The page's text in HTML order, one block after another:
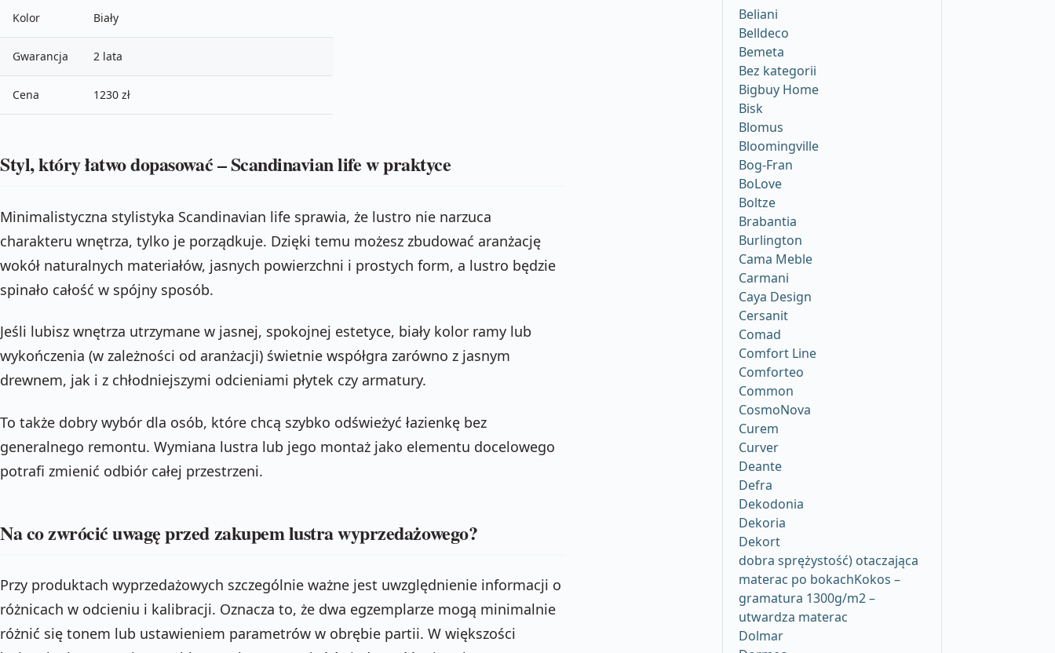
Kolor Biały
Gwarancja 2 lata
Cena 1230 zł
Styl, który łatwo dopasować – Scandinavian life w praktyce
Minimalistyczna stylistyka Scandinavian life sprawia, że lustro nie narzuca
charakteru wnętrza, tylko je porządkuje. Dzięki temu możesz zbudować aranżację
wokół naturalnych materiałów, jasnych powierzchni i prostych form, a lustro będzie
spinało całość w spójny sposób.
Jeśli lubisz wnętrza utrzymane w jasnej, spokojnej estetyce, biały kolor ramy lub
wykończenia (w zależności od aranżacji) świetnie współgra zarówno z jasnym
drewnem, jak i z chłodniejszymi odcieniami płytek czy armatury.
To także dobry wybór dla osób, które chcą szybko odświeżyć łazienkę bez
generalnego remontu. Wymiana lustra lub jego montaż jako elementu docelowego
potrafi zmienić odbiór całej przestrzeni.
Na co zwrócić uwagę przed zakupem lustra wyprzedażowego?
Przy produktach wyprzedażowych szczególnie ważne jest uwzględnienie informacji o
różnicach w odcieniu i kalibracji. Oznacza to, że dwa egzemplarze mogą minimalnie
różnić się tonem lub ustawieniem parametrów w obrębie partii. W większości
Beliani
Belldeco
Bemeta
Bez kategorii
Bigbuy Home
Bisk
Blomus
Bloomingville
Bog-Fran
BoLove
Boltze
Brabantia
Burlington
Cama Meble
Carmani
Caya Design
Cersanit
Comad
Comfort Line
Comforteo
Common
CosmoNova
Curem
Curver
Deante
Defra
Dekodonia
Dekoria
Dekort
dobra sprężystość) otaczająca
materac po bokachKokos –
gramatura 1300g/m2 –
utwardza materac
Dolmar